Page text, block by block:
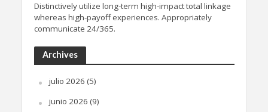
Distinctively utilize long-term high-impact total linkage
whereas high-payoff experiences. Appropriately
communicate 24/365.
Archives
julio 2026 (5)
junio 2026 (9)